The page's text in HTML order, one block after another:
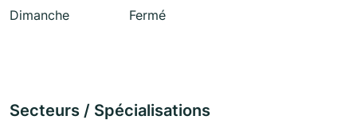
Dimanche
Fermé
Secteurs / Spécialisations